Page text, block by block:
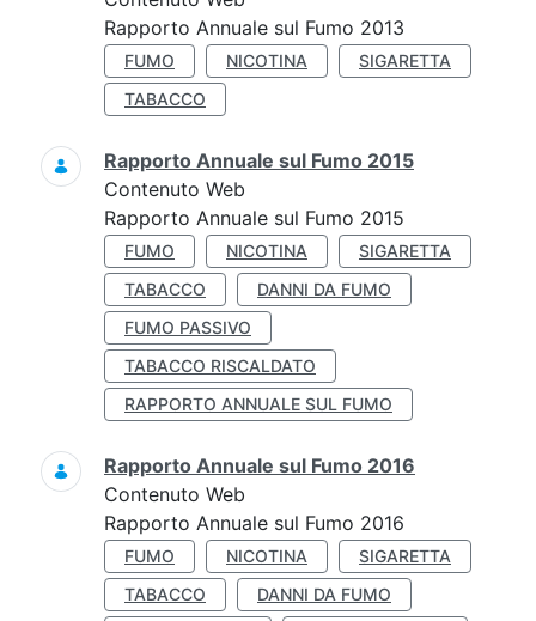
Rapporto Annuale sul Fumo 2013
FUMO NICOTINA
SIGARETTA
TABACCO
Rapporto Annuale sul Fumo 2015
Contenuto Web
Rapporto Annuale sul Fumo 2015
FUMO NICOTINA
SIGARETTA
TABACCO
DANNI DA FUMO
FUMO PASSIVO
TABACCO RISCALDATO
RAPPORTO ANNUALE SUL FUMO
Rapporto Annuale sul Fumo 2016
Contenuto Web
Rapporto Annuale sul Fumo 2016
FUMO NICOTINA
SIGARETTA
TABACCO
DANNI DA FUMO